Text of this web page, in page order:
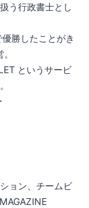
う⾏政書⼠とし
勝したことがき
というサービ
ョン、チームビ